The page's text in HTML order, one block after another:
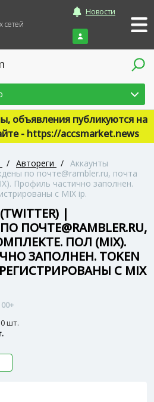
сетей
Новости
Войти
объявления публикуются на
- https://accsmarket.news
/ Автореги / Аккаунты
по почте@rambler.ru, почта
Профиль частично заполнен.
с MIX ip.
|
ПОЧТЕ@RAMBLER.RU,
ПОЛ (MIX).
ЗАПОЛНЕН. TOKEN
С MIX
0 шт.